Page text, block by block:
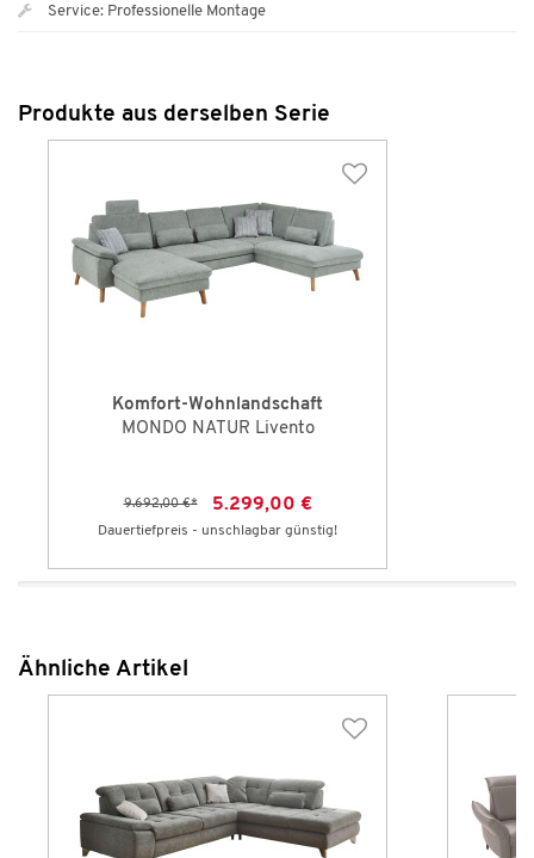
Service: Professionelle Montage
Produkte aus derselben Serie
Komfort-Wohnlandschaft
MONDO NATUR Livento
9.692,00 €* 5.299,00 €
Dauertiefpreis - unschlagbar günstig!
Ähnliche Artikel